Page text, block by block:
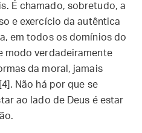
É chamado, sobretudo, a
e exercício da autêntica
em todos os domínios do
modo verdadeiramente
da moral, jamais
Não há por que se
ao lado de Deus é estar